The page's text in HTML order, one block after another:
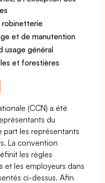
robinetterie
et de manutention
usage général
et forestières
(CCN) a été
du
part les représentants
La convention
les règles
et les employeurs dans
ci-dessus. Afin